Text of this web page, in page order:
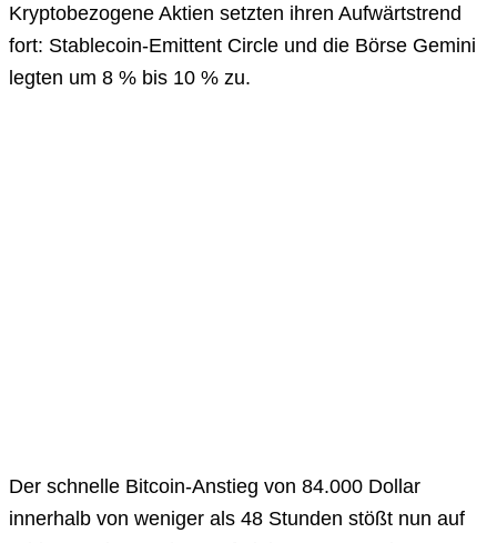
Kryptobezogene Aktien setzten ihren Aufwärtstrend
fort: Stablecoin-Emittent Circle und die Börse Gemini
legten um 8 % bis 10 % zu.
Der schnelle Bitcoin-Anstieg von 84.000 Dollar
innerhalb von weniger als 48 Stunden stößt nun auf